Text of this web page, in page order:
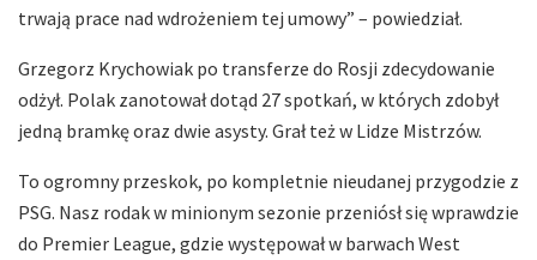
trwają prace nad wdrożeniem tej umowy” – powiedział.
Grzegorz Krychowiak po transferze do Rosji zdecydowanie
odżył. Polak zanotował dotąd 27 spotkań, w których zdobył
jedną bramkę oraz dwie asysty. Grał też w Lidze Mistrzów.
To ogromny przeskok, po kompletnie nieudanej przygodzie z
PSG. Nasz rodak w minionym sezonie przeniósł się wprawdzie
do Premier League, gdzie występował w barwach West